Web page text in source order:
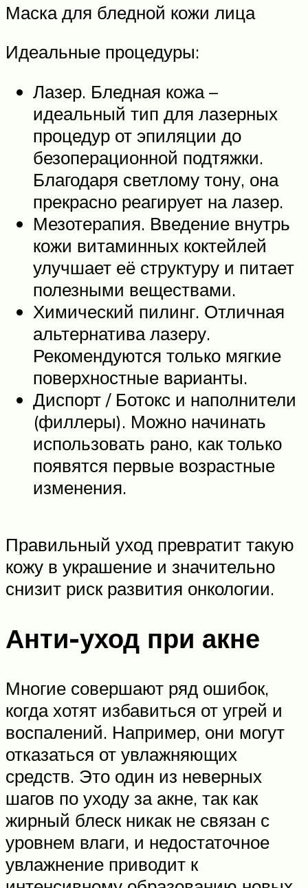
Маска для бледной кожи лица
Идеальные процедуры:
Лазер. Бледная кожа –
идеальный тип для лазерных
процедур от эпиляции до
безоперационной подтяжки.
Благодаря светлому тону, она
прекрасно реагирует на лазер.
Мезотерапия. Введение внутрь
кожи витаминных коктейлей
улучшает её структуру и питает
полезными веществами.
Химический пилинг. Отличная
альтернатива лазеру.
Рекомендуются только мягкие
поверхностные варианты.
Диспорт / Ботокс и наполнители
(филлеры). Можно начинать
использовать рано, как только
появятся первые возрастные
изменения.
Правильный уход превратит такую
кожу в украшение и значительно
снизит риск развития онкологии.
Анти-уход при акне
Многие совершают ряд ошибок,
когда хотят избавиться от угрей и
воспалений. Например, они могут
отказаться от увлажняющих
средств. Это один из неверных
шагов по уходу за акне, так как
жирный блеск никак не связан с
уровнем влаги, и недостаточное
увлажнение приводит к